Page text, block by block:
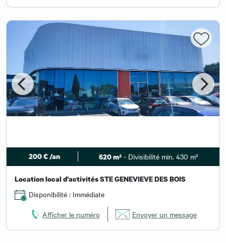
200 € /an 620 m²- Divisibilité min. 430 m²
Location local d'activités STE GENEVIEVE DES BOIS
Disponibilité : Immédiate
Afficher le numéro Envoyer un message